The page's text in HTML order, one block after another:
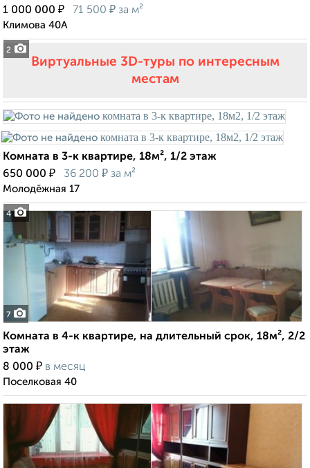
2
1 000 000 ₽ 71 500 ₽ за м²
Климова 40А
Виртуальные 3D-туры по интересным
местам
4
Комната в 3-к квартире, 18м², 1/2 этаж
650 000 ₽ 36 200 ₽ за м²
Молодёжная 17
7
Комната в 4-к квартире, на длительный срок, 18м², 2/2
этаж
8 000 ₽ в месяц
Поселковая 40